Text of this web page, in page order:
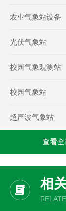
农业气象站设备
光伏气象站
校园气象观测站
校园气象站
超声波气象站
查看
相